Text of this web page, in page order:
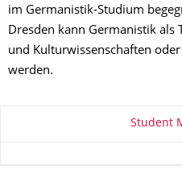
im Germanistik-Studium
Dresden kann Germanistik als
und Kulturwissenschaften
werden.
About this pageStudent